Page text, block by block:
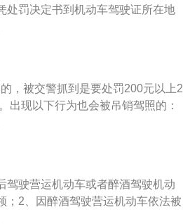
处罚决定书到机动车驾驶证所在地
法律、法规及相关知识教育；3、
的违法累计分数进行清分并颁发满
馈通知单到违章处理大队窗口付
凭证。
，被交警抓到是要处罚200元以上2
出现以下行为也会被吊销驾照的：
上的；2、对未取得机动车驾驶证
驾驶营运机动车或者醉酒驾驶机动
；2、因醉酒驾驶营运机动车依法被
饮酒后或者醉酒驾驶机动车发生